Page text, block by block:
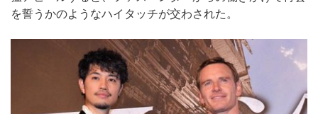
を誓うかのようなハイタッチが交わされた。